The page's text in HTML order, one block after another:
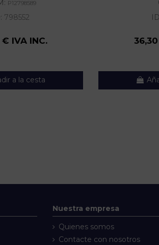
P12798589
798552
IVA INC.
a la cesta
Nuestra empresa
Quienes somos
Contacte con nosotros